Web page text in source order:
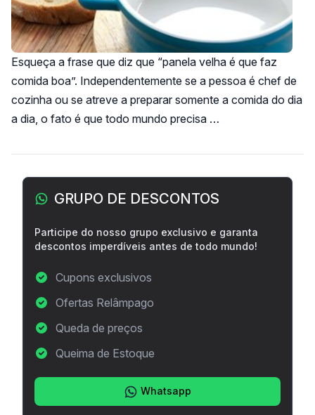
Esqueça a frase que diz que “panela velha é que faz
comida boa”. Independentemente se a pessoa é chef de
cozinha ou se atreve a preparar somente a comida do dia
a dia, o fato é que todo mundo precisa …
Barra lateral
GRUPO DE DESCONTOS
Participe do nosso grupo exclusivo e garanta
descontos imperdíveis antes de todo mundo!
Cupons exclusivos
Ofertas Relâmpago
Queda de preços
Queima de Estoque
Whatsapp